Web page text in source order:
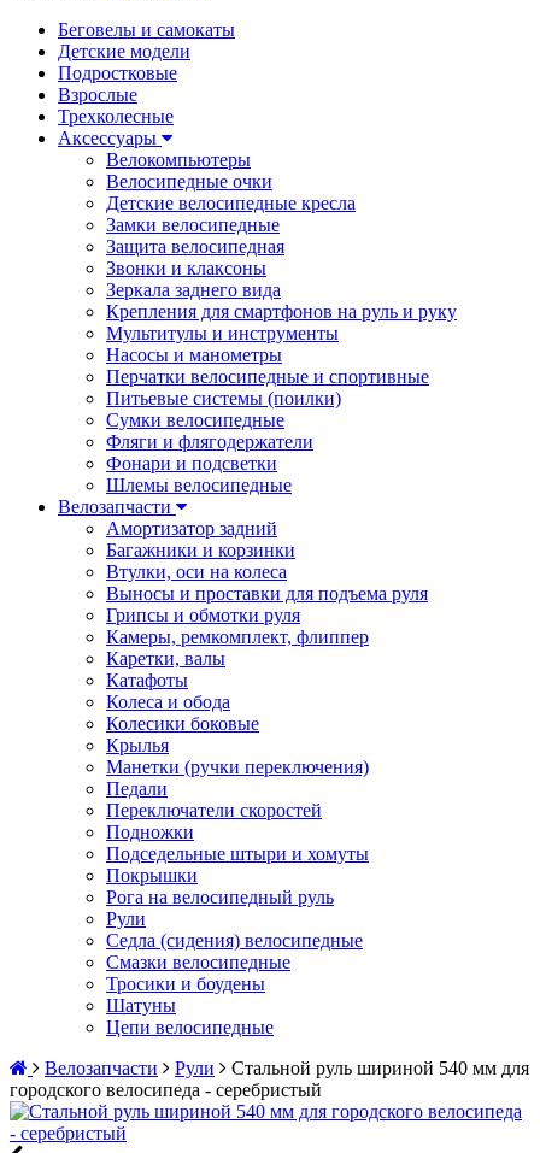
Беговелы и самокаты
Детские модели
Подростковые
Взрослые
Трехколесные
Аксессуары
Велокомпьютеры
Велосипедные очки
Детские велосипедные кресла
Замки велосипедные
Защита велосипедная
Звонки и клаксоны
Зеркала заднего вида
Крепления для смартфонов на руль и руку
Мультитулы и инструменты
Насосы и манометры
Перчатки велосипедные и спортивные
Питьевые системы (поилки)
Сумки велосипедные
Фляги и флягодержатели
Фонари и подсветки
Шлемы велосипедные
Велозапчасти
Амортизатор задний
Багажники и корзинки
Втулки, оси на колеса
Выносы и проставки для подъема руля
Грипсы и обмотки руля
Камеры, ремкомплект, флиппер
Каретки, валы
Катафоты
Колеса и обода
Колесики боковые
Крылья
Манетки (ручки переключения)
Педали
Переключатели скоростей
Подножки
Подседельные штыри и хомуты
Покрышки
Рога на велосипедный руль
Рули
Седла (сидения) велосипедные
Смазки велосипедные
Тросики и боудены
Шатуны
Цепи велосипедные
Велозапчасти
Рули
Стальной руль шириной 540 мм для
городского велосипеда - серебристый